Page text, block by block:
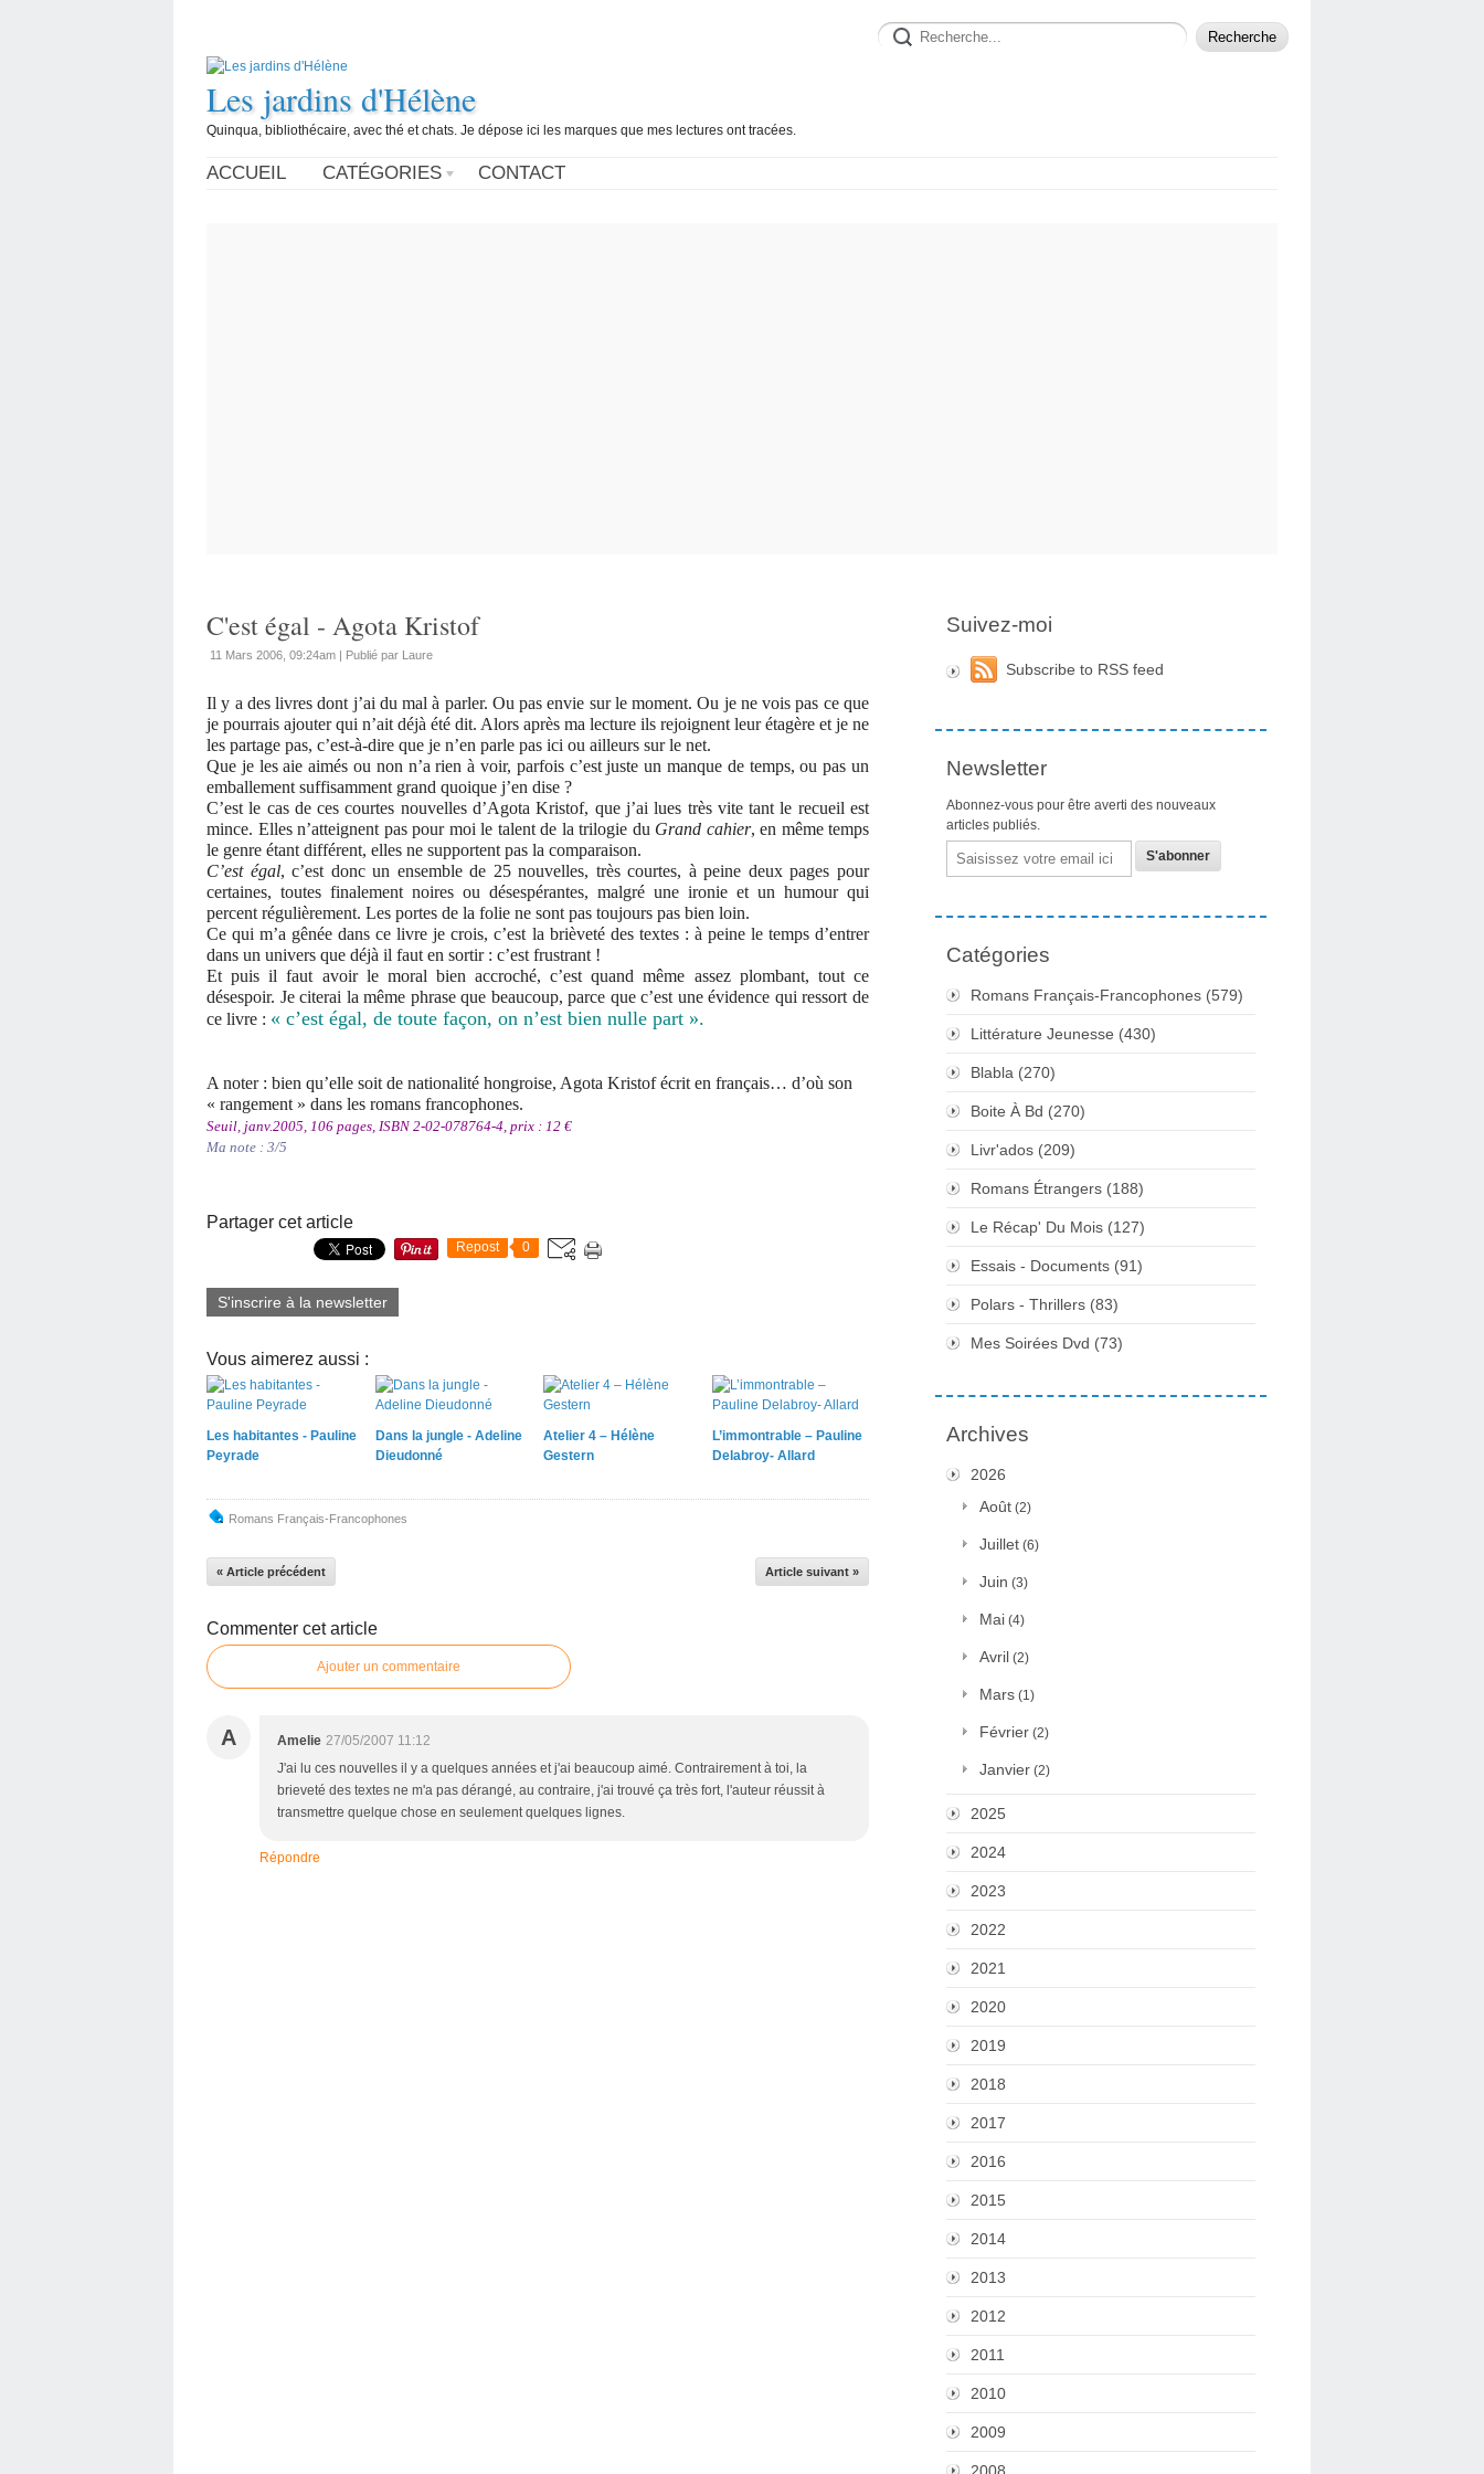
Les jardins d'Hélène
Quinqua, bibliothécaire, avec thé et chats. Je dépose ici les marques que mes lectures ont tracées.
ACCUEIL CATÉGORIES CONTACT
C'est égal - Agota Kristof
11 Mars 2006, 09:24am | Publié par Laure
Il y a des livres dont j’ai du mal à parler. Ou pas envie sur le moment. Ou je ne vois pas ce que
je pourrais ajouter qui n’ait déjà été dit. Alors après ma lecture ils rejoignent leur étagère et je ne
les partage pas, c’est-à-dire que je n’en parle pas ici ou ailleurs sur le net.
Que je les aie aimés ou non n’a rien à voir, parfois c’est juste un manque de temps, ou pas un
emballement suffisamment grand quoique j’en dise ?
C’est le cas de ces courtes nouvelles d’Agota Kristof, que j’ai lues très vite tant le recueil est
mince. Elles n’atteignent pas pour moi le talent de la trilogie du Grand cahier, en même temps
le genre étant différent, elles ne supportent pas la comparaison.
C’est égal, c’est donc un ensemble de 25 nouvelles, très courtes, à peine deux pages pour
certaines, toutes finalement noires ou désespérantes, malgré une ironie et un humour qui
percent régulièrement. Les portes de la folie ne sont pas toujours pas bien loin.
Ce qui m’a gênée dans ce livre je crois, c’est la brièveté des textes : à peine le temps d’entrer
dans un univers que déjà il faut en sortir : c’est frustrant !
Et puis il faut avoir le moral bien accroché, c’est quand même assez plombant, tout ce
désespoir. Je citerai la même phrase que beaucoup, parce que c’est une évidence qui ressort de
ce livre : « c’est égal, de toute façon, on n’est bien nulle part ».
A noter : bien qu’elle soit de nationalité hongroise, Agota Kristof écrit en français… d’où son
« rangement » dans les romans francophones.
Seuil, janv.2005, 106 pages, ISBN 2-02-078764-4, prix : 12 €
Ma note : 3/5
Partager cet article
Repost 0
S'inscrire à la newsletter
Vous aimerez aussi :
Les habitantes - Pauline
Peyrade
Dans la jungle - Adeline
Dieudonné
Atelier 4 – Hélène
Gestern
L’immontrable – Pauline
Delabroy- Allard
Romans Français-Francophones
« Article précédent Article suivant »
Commenter cet article
Ajouter un commentaire
A Amelie 27/05/2007 11:12
J'ai lu ces nouvelles il y a quelques années et j'ai beaucoup aimé. Contrairement à toi, la
brieveté des textes ne m'a pas dérangé, au contraire, j'ai trouvé ça très fort, l'auteur réussit à
transmettre quelque chose en seulement quelques lignes.
Répondre
Suivez-moi
Subscribe to RSS feed
Newsletter
Abonnez-vous pour être averti des nouveaux
articles publiés.
Email
Catégories
Romans Français-Francophones (579)
Littérature Jeunesse (430)
Blabla (270)
Boite À Bd (270)
Livr'ados (209)
Romans Étrangers (188)
Le Récap' Du Mois (127)
Essais - Documents (91)
Polars - Thrillers (83)
Mes Soirées Dvd (73)
Archives
2026
Août (2)
Juillet (6)
Juin (3)
Mai (4)
Avril (2)
Mars (1)
Février (2)
Janvier (2)
2025
2024
2023
2022
2021
2020
2019
2018
2017
2016
2015
2014
2013
2012
2011
2010
2009